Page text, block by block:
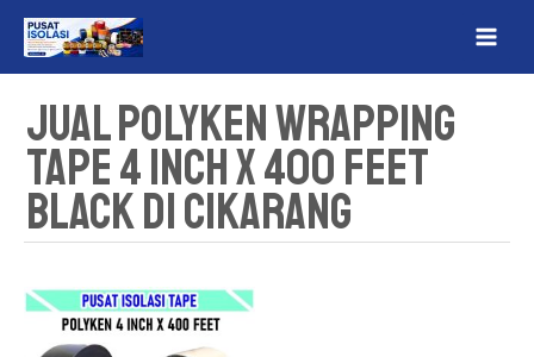
Jual Polyken Wrapping
Tape 4 Inch x 400 Feet
Black Di Cikarang